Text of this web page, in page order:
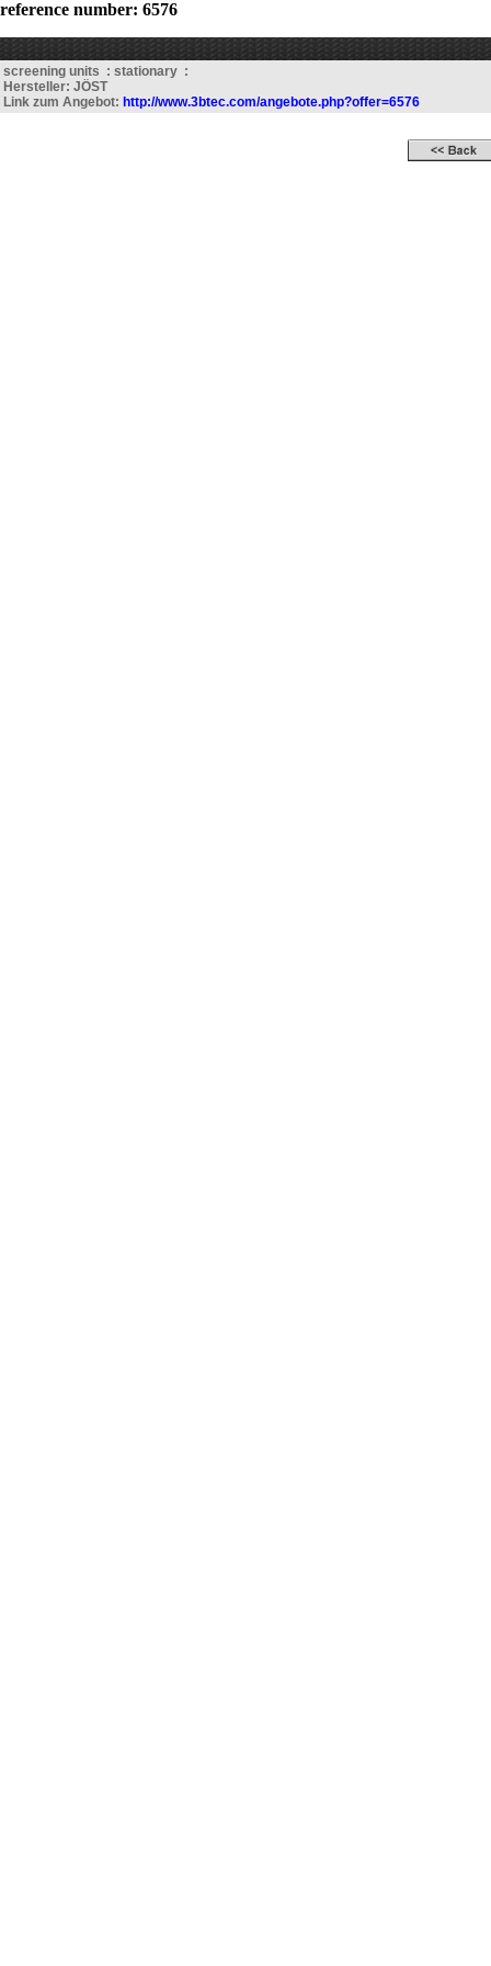
reference number: 6576
screening units : stationary :
Hersteller: JÖST
Link zum Angebot: http://www.3btec.com/angebote.php?offer=6576